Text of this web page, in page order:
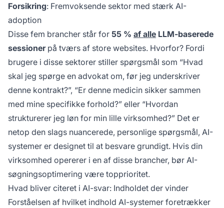
Forsikring: Fremvoksende sektor med stærk AI-
adoption
Disse fem brancher står for 55 % af alle LLM-baserede
sessionerpå tværs af store websites. Hvorfor? Fordi
brugere i disse sektorer stiller spørgsmål som “Hvad
skal jeg spørge en advokat om, før jeg underskriver
denne kontrakt?”, “Er denne medicin sikker sammen
med mine specifikke forhold?” eller “Hvordan
strukturerer jeg løn for min lille virksomhed?” Det er
netop den slags nuancerede, personlige spørgsmål, AI-
systemer er designet til at besvare grundigt. Hvis din
virksomhed opererer i en af disse brancher, bør AI-
søgningsoptimering være topprioritet.
Hvad bliver citeret i AI-svar: Indholdet der vinder
Forståelsen af hvilket indhold AI-systemer foretrækker